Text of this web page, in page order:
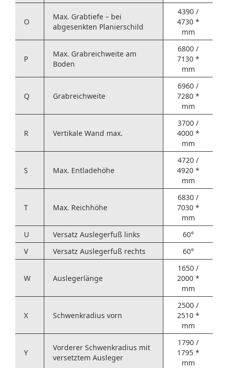
O
Max. Grabtiefe – bei
abgesenkten Planierschild
4390 /
4730 *
mm
P
Max. Grabreichweite am
Boden
6800 /
7130 *
mm
Q Grabreichweite
6960 /
7280 *
mm
R Vertikale Wand max.
3700 /
4000 *
mm
S Max. Entladehöhe
4720 /
4920 *
mm
T Max. Reichhöhe
6830 /
7030 *
mm
U
Versatz Auslegerfuß links
60°
V
Versatz Auslegerfuß rechts 60°
W Auslegerlänge
1650 /
2000 *
mm
X Schwenkradius vorn
2500 /
2510 *
mm
Y
Vorderer Schwenkradius mit
versetztem Ausleger
1790 /
1795 *
mm